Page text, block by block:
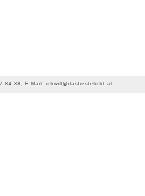
84 38, E-Mail: ichwill@dasbestelicht.at